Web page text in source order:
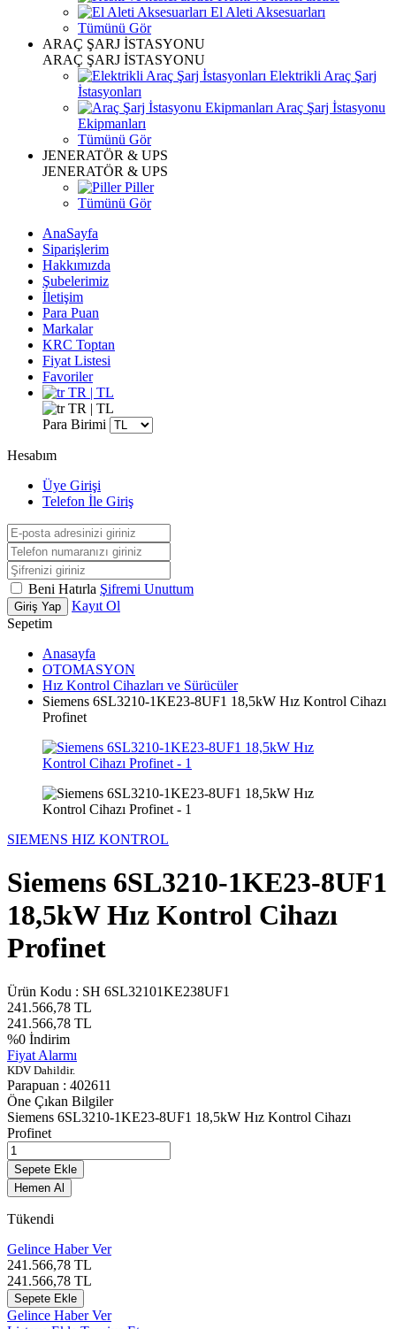
El Aleti Aksesuarları
Tümünü Gör
ARAÇ ŞARJ İSTASYONU
ARAÇ ŞARJ İSTASYONU
Elektrikli Araç Şarj
İstasyonları
Araç Şarj İstasyonu
Ekipmanları
Tümünü Gör
JENERATÖR & UPS
JENERATÖR & UPS
Piller
Tümünü Gör
AnaSayfa
Siparişlerim
Hakkımızda
Şubelerimiz
İletişim
Para Puan
Markalar
KRC Toptan
Fiyat Listesi
Favoriler
TR | TL
TR | TL
Para Birimi
Hesabım
Üye Girişi
Telefon İle Giriş
Beni Hatırla Şifremi Unuttum
Giriş Yap
Kayıt Ol
Sepetim
Anasayfa
OTOMASYON
Hız Kontrol Cihazları ve Sürücüler
Siemens 6SL3210-1KE23-8UF1 18,5kW Hız Kontrol Cihazı
Profinet
SIEMENS HIZ KONTROL
Siemens 6SL3210-1KE23-8UF1
18,5kW Hız Kontrol Cihazı
Profinet
Ürün Kodu : SH 6SL32101KE238UF1
241.566,78 TL
241.566,78 TL
%0 İndirim
Fiyat Alarmı
KDV Dahildir.
Parapuan : 402611
Öne Çıkan Bilgiler
Siemens 6SL3210-1KE23-8UF1 18,5kW Hız Kontrol Cihazı
Profinet
Sepete Ekle
Hemen Al
Tükendi
Gelince Haber Ver
241.566,78 TL
241.566,78 TL
Sepete Ekle
Gelince Haber Ver